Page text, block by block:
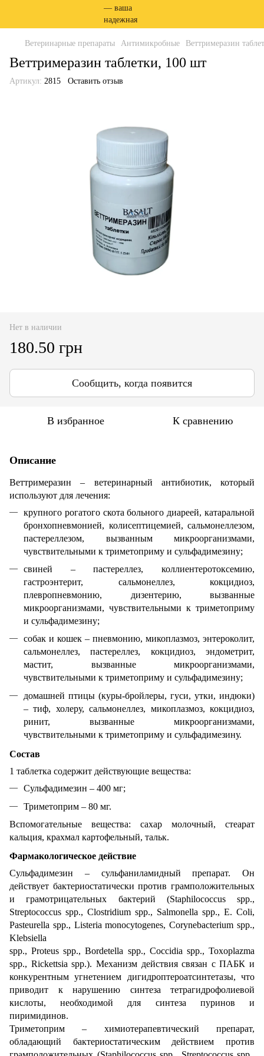
Ветеринарные препараты Антимикробные Веттримеразин
Веттримеразин таблетки, 100 шт
Артикул: 2815 Оставить отзыв
Нет в наличии
180.50 грн
Сообщить, когда появится
В избранное К сравнению
Описание
Веттримеразин – ветеринарный антибиотик, который
используют для лечения:
крупного рогатого скота больного диареей, катаральной
бронхопневмонией, колисептицемией, сальмонеллезом,
пастереллезом, вызванным микроорганизмами,
чувствительными к триметоприму и сульфадимезину;
свиней – пастереллез, коллиентеротоксемию,
гастроэнтерит, сальмонеллез, кокцидиоз,
плевропневмонию, дизентерию, вызванные
микроорганизмами, чувствительными к триметоприму
и сульфадимезину;
собак и кошек – пневмонию, микоплазмоз, энтероколит,
сальмонеллез, пастереллез, кокцидиоз, эндометрит,
мастит, вызванные микроорганизмами,
чувствительными к триметоприму и сульфадимезину;
домашней птицы (куры-бройлеры, гуси, утки, индюки)
– тиф, холеру, сальмонеллез, микоплазмоз, кокцидиоз,
ринит, вызванные микроорганизмами,
чувствительными к триметоприму и сульфадимезину.
Состав
1 таблетка содержит действующие вещества:
Сульфадимезин – 400 мг;
Триметоприм – 80 мг.
Вспомогательные вещества: сахар молочный, стеарат
кальция, крахмал картофельный, тальк.
Фармакологическое действие
Сульфадимезин – сульфаниламидный препарат. Он
действует бактериостатически против грамположительных
и грамотрицательных бактерий (Staphilococcus spp.,
Streptococcus spp., Clostridium spp., Salmonella spp., E. Coli,
Pasteurella spp., Listeria monocytogenes, Corynebacterium spp.,
Klebsiella
spp., Proteus spp., Bordetella spp., Coccidia spp., Toxoplazma
spp., Rickettsia spp.). Механизм действия связан с ПАБК и
конкурентным угнетением дигидроптероатсинтетазы, что
приводит к нарушению синтеза тетрагидрофолиевой
кислоты, необходимой для синтеза пуринов и
пиримидинов.
Триметоприм – химиотерапевтический препарат,
обладающий бактериостатическим действием против